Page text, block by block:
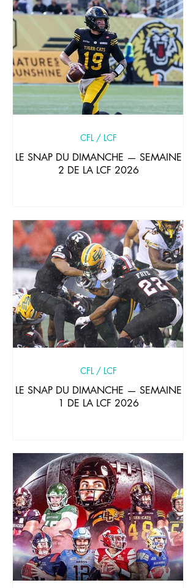
LE SNAP DU DIMANCHE — SEMAINE
2 DE LA LCF 2026
CFL / LCF
LE SNAP DU DIMANCHE — SEMAINE
1 DE LA LCF 2026
CFL / LCF